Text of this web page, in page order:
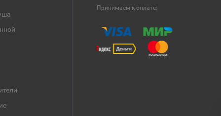
Принимаем к оплате: